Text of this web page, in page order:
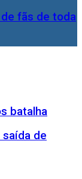
de fãs de toda
batalha
saída de